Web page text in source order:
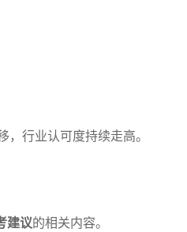
行业认可度持续走高。
建议的相关内容。